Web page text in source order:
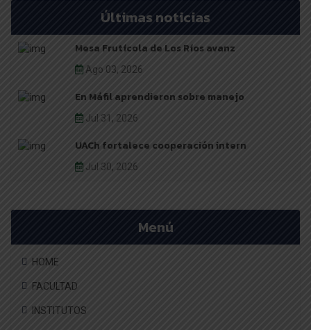
Últimas noticias
Mesa Frutícola de Los Ríos avanz
Ago 03, 2026
En Máfil aprendieron sobre manejo
Jul 31, 2026
UACh fortalece cooperación intern
Jul 30, 2026
Menú
HOME
FACULTAD
INSTITUTOS